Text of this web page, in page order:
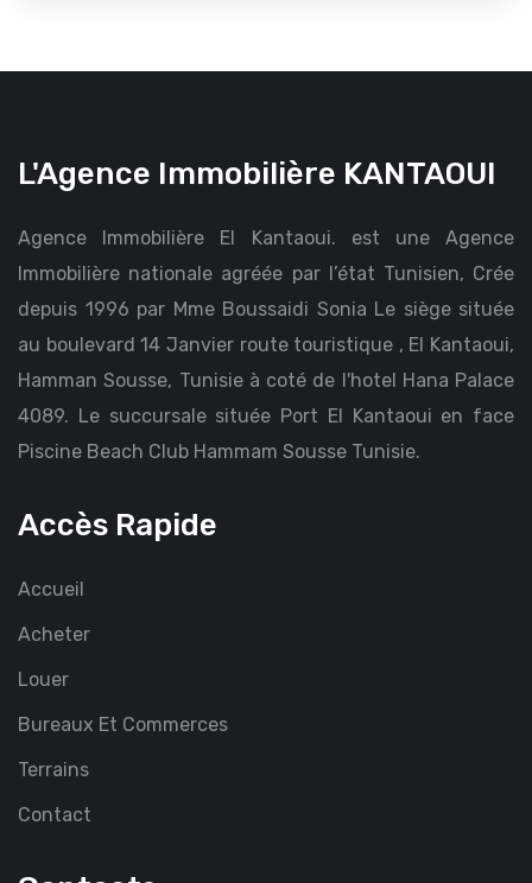
L'Agence Immobilière KANTAOUI
Agence Immobilière El Kantaoui. est une Agence
Immobilière nationale agréée par l’état Tunisien, Crée
depuis 1996 par Mme Boussaidi Sonia Le siège située
au boulevard 14 Janvier route touristique , El Kantaoui,
Hamman Sousse, Tunisie à coté de l'hotel Hana Palace
4089. Le succursale située Port El Kantaoui en face
Piscine Beach Club Hammam Sousse Tunisie.
Accès Rapide
Accueil
Acheter
Louer
Bureaux Et Commerces
Terrains
Contact